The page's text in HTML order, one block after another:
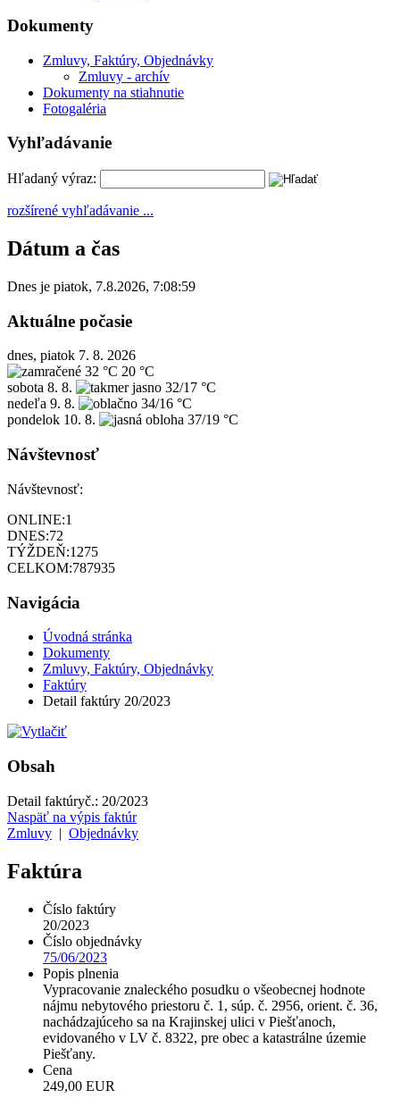
Dokumenty
Zmluvy, Faktúry, Objednávky
Zmluvy - archív
Dokumenty na stiahnutie
Fotogaléria
Vyhľadávanie
Hľadaný výraz:
rozšírené vyhľadávanie ...
Dátum a čas
Dnes je piatok, 7.8.2026, 7:08:59
Aktuálne počasie
dnes, piatok 7. 8. 2026
32 °C 20 °C
sobota 8. 8.
32/17 °C
nedeľa 9. 8.
34/16 °C
pondelok 10. 8. 37/19 °C
Návštevnosť
Návštevnosť:
ONLINE:1
DNES:72
TÝŽDEŇ:1275
CELKOM:787935
Navigácia
Úvodná stránka
Dokumenty
Zmluvy, Faktúry, Objednávky
Faktúry
Detail faktúry 20/2023
Obsah
Detail faktúryč.: 20/2023
Naspäť na výpis faktúr
Zmluvy | Objednávky
Faktúra
Číslo faktúry
20/2023
Číslo objednávky
75/06/2023
Popis plnenia
Vypracovanie znaleckého posudku o všeobecnej hodnote
nájmu nebytového priestoru č. 1, súp. č. 2956, orient. č. 36,
nachádzajúceho sa na Krajinskej ulici v Piešťanoch,
evidovaného v LV č. 8322, pre obec a katastrálne územie
Piešťany.
Cena
249,00 EUR